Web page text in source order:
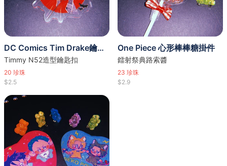
DC Comics Tim Drake鑰匙扣
Timmy N52造型鑰匙扣
20 珍珠
$2.5
One Piece 心形棒棒糖掛件
鐳射祭典路索醬
23 珍珠
$2.9